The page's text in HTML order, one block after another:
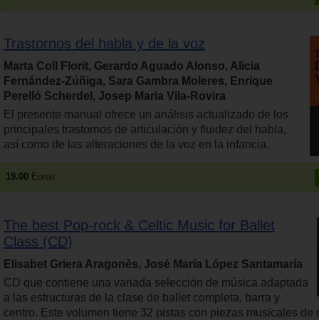
Trastornos del habla y de la voz
Marta Coll Florit, Gerardo Aguado Alonso, Alicia
Fernández-Zúñiga, Sara Gambra Moleres, Enrique
Perelló Scherdel, Josep Maria Vila-Rovira
El presente manual ofrece un análisis actualizado de los
principales trastornos de articulación y fluidez del habla,
así como de las alteraciones de la voz en la infancia.
19.00 Euros
The best Pop-rock & Celtic Music for Ballet
Class (CD)
Elisabet Griera Aragonès, José María López Santamaría
CD que contiene una variada selección de música adaptada
a las estructuras de la clase de ballet completa, barra y
centro. Este volumen tiene 32 pistas con piezas musicales de